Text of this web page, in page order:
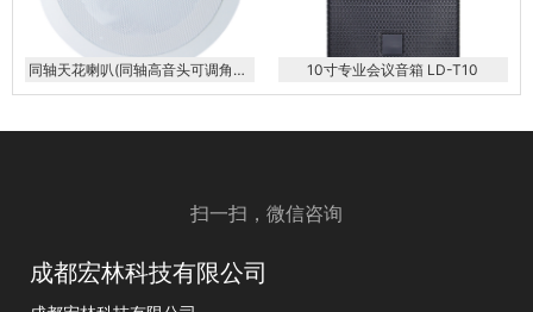
同轴天花喇叭(同轴高音头可调角度)
KS-608AP
10寸专业会议音箱 LD-T10
扫一扫，微信咨询
成都宏林科技有限公司